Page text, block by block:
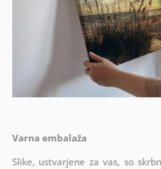
Varna embalaža
Slike, ustvarjene za vas, so